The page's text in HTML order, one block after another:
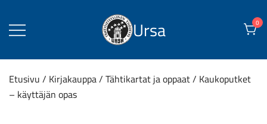
content
Ursa 0
Etusivu / Kirjakauppa/ Tähtikartat ja oppaat/ Kaukoputket
– käyttäjän opas